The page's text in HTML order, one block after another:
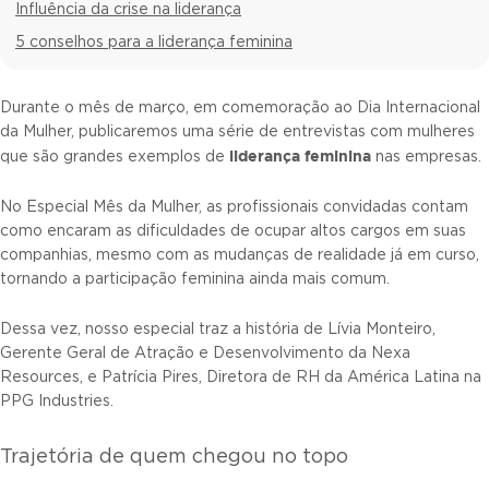
Influência da crise na liderança
5 conselhos para a liderança feminina
Durante o mês de março, em comemoração ao Dia Internacional
da Mulher, publicaremos uma série de entrevistas com mulheres
que são grandes exemplos de liderança feminina nas empresas.
No Especial Mês da Mulher, as profissionais convidadas contam
como encaram as dificuldades de ocupar altos cargos em suas
companhias, mesmo com as mudanças de realidade já em curso,
tornando a participação feminina ainda mais comum.
Dessa vez, nosso especial traz a história de Lívia Monteiro,
Gerente Geral de Atração e Desenvolvimento da Nexa
Resources, e Patrícia Pires, Diretora de RH da América Latina na
PPG Industries.
Trajetória de quem chegou no topo